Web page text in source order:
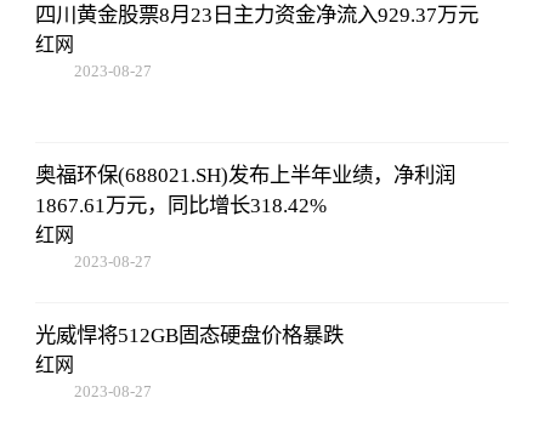
四川黄金股票8月23日主力资金净流入929.37万元
红网
2023-08-27
奥福环保(688021.SH)发布上半年业绩，净利润
1867.61万元，同比增长318.42%
红网
2023-08-27
光威悍将512GB固态硬盘价格暴跌
红网
2023-08-27